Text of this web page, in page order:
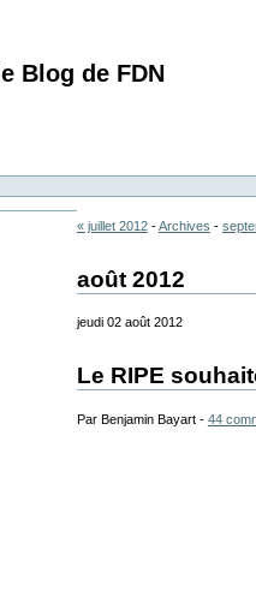
le Blog de FDN
« juillet 2012-Archives -
août 2012
jeudi 02 août 2012
Le RIPE
Par Benjamin Bayart - 44